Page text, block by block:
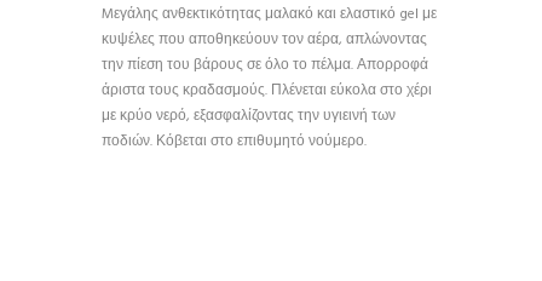
Mεγάλης ανθεκτικότητας μαλακό και ελαστικό gel με
κυψέλες που αποθηκεύουν τον αέρα, απλώνοντας
την πίεση του βάρους σε όλο το πέλμα. Απορροφά
άριστα τους κραδασμούς. Πλένεται εύκολα στο χέρι
με κρύο νερό, εξασφαλίζοντας την υγιεινή των
ποδιών. Κόβεται στο επιθυμητό νούμερο.